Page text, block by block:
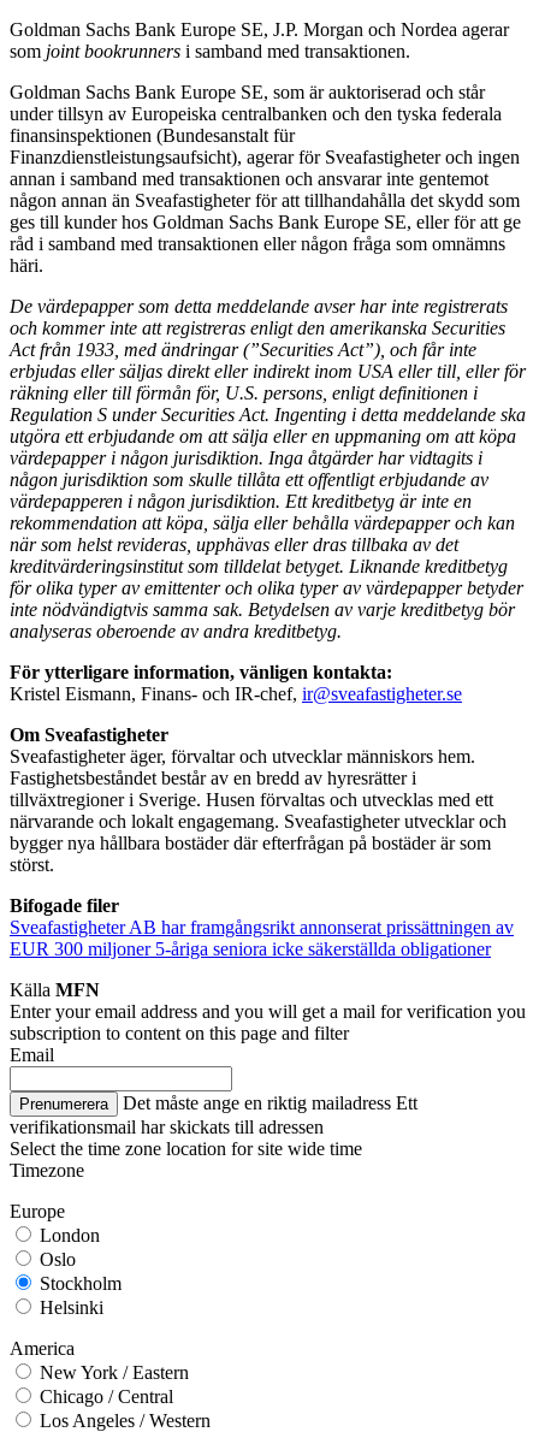
Goldman Sachs Bank Europe SE, J.P. Morgan och Nordea agerar
som joint bookrunners i samband med transaktionen.
Goldman Sachs Bank Europe SE, som är auktoriserad och står
under tillsyn av Europeiska centralbanken och den tyska federala
finansinspektionen (Bundesanstalt für
Finanzdienstleistungsaufsicht), agerar för Sveafastigheter och ingen
annan i samband med transaktionen och ansvarar inte gentemot
någon annan än Sveafastigheter för att tillhandahålla det skydd som
ges till kunder hos Goldman Sachs Bank Europe SE, eller för att ge
råd i samband med transaktionen eller någon fråga som omnämns
häri.
De värdepapper som detta meddelande avser har inte registrerats
och kommer inte att registreras enligt den amerikanska Securities
Act från 1933, med ändringar (”Securities Act”), och får inte
erbjudas eller säljas direkt eller indirekt inom USA eller till, eller för
räkning eller till förmån för, U.S. persons, enligt definitionen i
Regulation S under Securities Act. Ingenting i detta meddelande ska
utgöra ett erbjudande om att sälja eller en uppmaning om att köpa
värdepapper i någon jurisdiktion. Inga åtgärder har vidtagits i
någon jurisdiktion som skulle tillåta ett offentligt erbjudande av
värdepapperen i någon jurisdiktion. Ett kreditbetyg är inte en
rekommendation att köpa, sälja eller behålla värdepapper och kan
när som helst revideras, upphävas eller dras tillbaka av det
kreditvärderingsinstitut som tilldelat betyget. Liknande kreditbetyg
för olika typer av emittenter och olika typer av värdepapper betyder
inte nödvändigtvis samma sak. Betydelsen av varje kreditbetyg bör
analyseras oberoende av andra kreditbetyg.
För ytterligare information, vänligen kontakta:
Kristel Eismann, Finans- och IR-chef, ir@sveafastigheter.se
Om Sveafastigheter
Sveafastigheter äger, förvaltar och utvecklar människors hem.
Fastighetsbeståndet består av en bredd av hyresrätter i
tillväxtregioner i Sverige. Husen förvaltas och utvecklas med ett
närvarande och lokalt engagemang. Sveafastigheter utvecklar och
bygger nya hållbara bostäder där efterfrågan på bostäder är som
störst.
Bifogade filer
Sveafastigheter AB har framgångsrikt annonserat prissättningen av
EUR 300 miljoner 5-åriga seniora icke säkerställda obligationer
Källa MFN
Enter your email address and you will get a mail for verification you
subscription to content on this page and filter
Email
Prenumerera Det måste ange en riktig mailadress Ett
verifikationsmail har skickats till adressen
Select the time zone location for site wide time
Timezone
Europe
London
Oslo
Stockholm
Helsinki
America
New York / Eastern
Chicago / Central
Los Angeles / Western